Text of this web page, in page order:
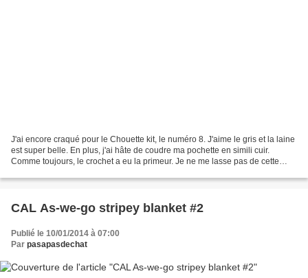
J'ai encore craqué pour le Chouette kit, le numéro 8. J'aime le gris et la laine
est super belle. En plus, j'ai hâte de coudre ma pochette en simili cuir.
Comme toujours, le crochet a eu la primeur. Je ne me lasse pas de cette
CAL As-we-go stripey blanket #2
Publié le 10/01/2014 à 07:00
Par pasapasdechat